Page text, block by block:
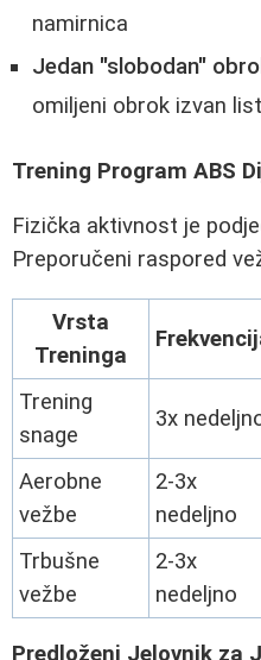
namirnica
Jedan "slobodan"
omiljeni obrok izvan
Trening Program ABS
Fizička aktivnost je
Preporučeni raspored
Vrsta
Treninga
Trening
snage
3x
Aerobne
vežbe
2-3x
nedeljno
Trbušne
vežbe
2-3x
nedeljno
Predloženi Jelovnik za